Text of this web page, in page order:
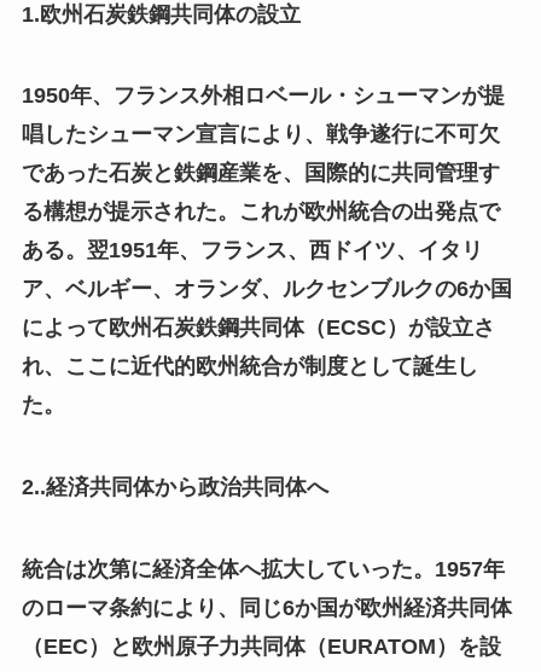
1.欧州石炭鉄鋼共同体の設立
1950年、フランス外相ロベール・シューマンが提
唱したシューマン宣言により、戦争遂行に不可欠
であった石炭と鉄鋼産業を、国際的に共同管理す
る構想が提示された。これが欧州統合の出発点で
ある。翌1951年、フランス、西ドイツ、イタリ
ア、ベルギー、オランダ、ルクセンブルクの6か国
によって欧州石炭鉄鋼共同体（ECSC）が設立さ
れ、ここに近代的欧州統合が制度として誕生し
た。
2..経済共同体から政治共同体へ
統合は次第に経済全体へ拡大していった。1957年
のローマ条約により、同じ6か国が欧州経済共同体
（EEC）と欧州原子力共同体（EURATOM）を設